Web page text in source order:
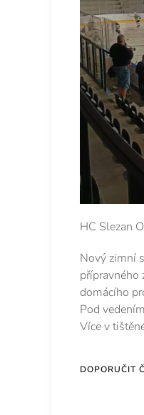
HC Slezan
Nový zimní
přípravného
domácího
Pod
Více v
DOPORUČIT